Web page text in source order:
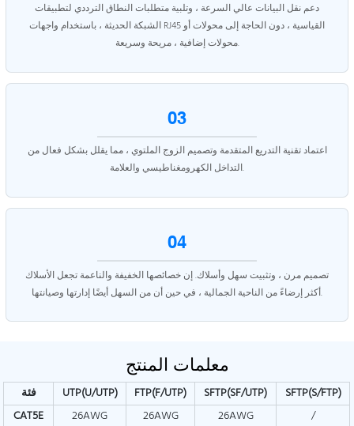
دعم نقل البيانات عالي السرعة ، وتلبية متطلبات النطاق الترددي لتطبيقات
الشبكة الحديثة ، باستخدام واجهات RJ45 القياسية ، دون الحاجة إلى محولات أو
محولات إضافية ، مريحة وسريعة.
03
اعتماد تقنية التدريع المتقدمة وتصميم الزوج الملتوي ، مما يقلل بشكل فعال من
التداخل الكهرومغناطيسي والعلامة.
04
تصميم مرن ، وتثبيت سهل وأسلاك. إن خصائصها الخفيفة والناعمة تجعل الأسلاك
أكثر إرضاءً من الناحية الجمالية ، في حين أن من السهل أيضًا إدارتها وصيانتها.
معلمات المنتج
فئة UTP(U/UTP) FTP(F/UTP) SFTP(SF/UTP)
SFTP(S/FTP)
CAT5E
26AWG 26AWG 26AWG
/